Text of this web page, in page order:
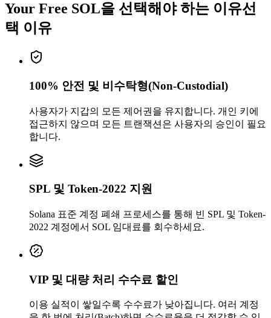
4RhLuQyiiV...1Nhr4HvmeE 4RhLu...
1
3Au1n9uFtu ...ZoUUEVmiFY3Au1n...
Your Free SOL을 선택해야 하는 이유선
택 이유
100% 안전 및 비수탁형(Non-Custodial)
사용자가 지갑의 모든 제어권을 유지합니다. 개인 키에
접근하지 않으며 모든 트랜잭션은 사용자의 승인이 필요
합니다.
SPL 및 Token-2022 지원
Solana 표준 계정 폐쇄 프로세스를 통해 빈 SPL 및 Token-
2022 계정에서 SOL 임대료를 회수하세요.
VIP 및 대량 처리 수수료 할인
이용 실적이 쌓일수록 수수료가 낮아집니다. 여러 계정